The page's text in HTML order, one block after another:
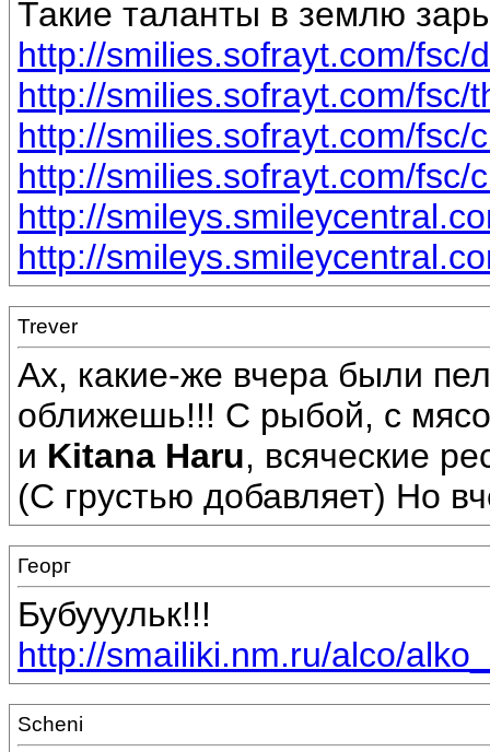
Такие таланты в землю
http://smilies.sofrayt.com/fsc/
http://smilies.sofrayt.com/fsc/
http://smilies.sofrayt.com/fsc/
http://smilies.sofrayt.com/fsc/
http://
http://
Trever
Ах, какие-же вчера были
оближешь!!! С рыбой, с
и Kitana Haru, всяческие
(С грустью добавляет) Но
Георг
Бубууульк!!!
http://smailiki.nm.ru/alco/
Scheni